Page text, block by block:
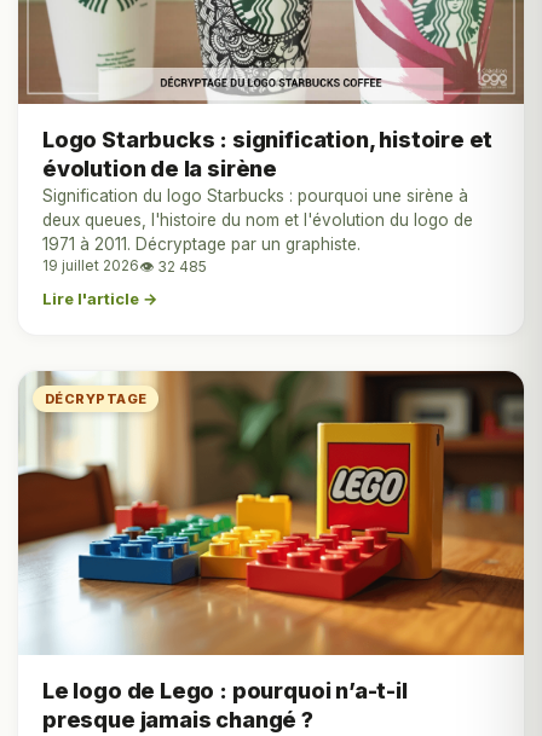
Logo Starbucks : signification, histoire et
évolution de la sirène
Signification du logo Starbucks : pourquoi une sirène à
deux queues, l'histoire du nom et l'évolution du logo de
1971 à 2011. Décryptage par un graphiste.
19 juillet 2026👁 32 485
Lire l'article →
DÉCRYPTAGE
Le logo de Lego : pourquoi n’a-t-il
presque jamais changé ?